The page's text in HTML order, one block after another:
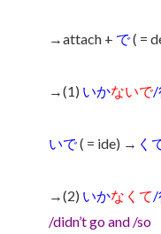
→attach + で( =
→(1) いかないで/
いで( = ide) → く
→(2) いかなくて/
/didn’t go and /so